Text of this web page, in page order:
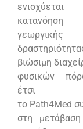
γεωργικής
βιώσιμη
φυσικών
έτσι
το Path4Med
στη